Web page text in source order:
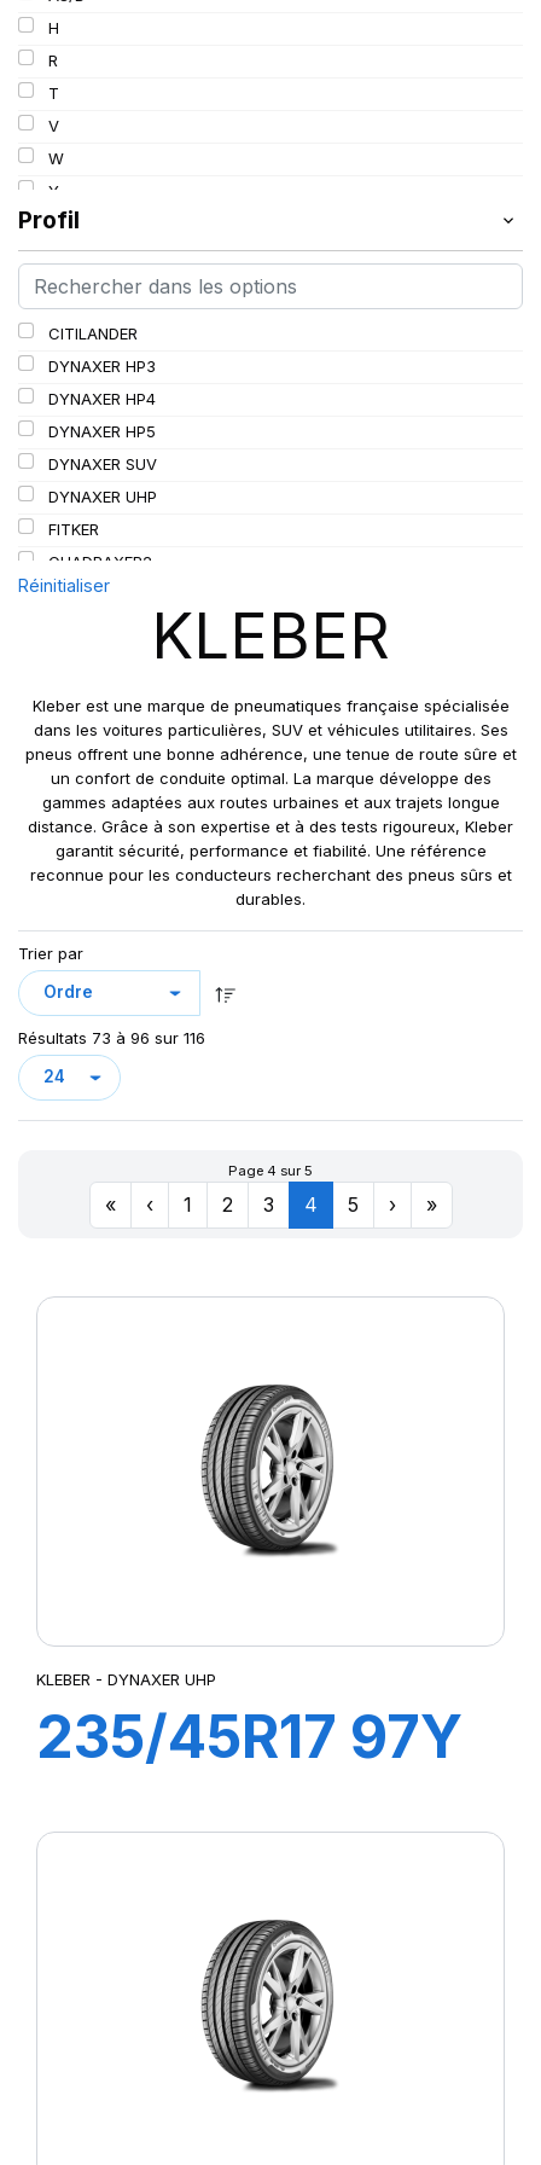
109/106
110/108
112A8/109B
114/111
115/113
116/113
116/114
127/127
144/141
H
R
T
V
W
Y
Profil
CITILANDER
DYNAXER HP3
DYNAXER HP4
DYNAXER HP5
DYNAXER SUV
DYNAXER UHP
FITKER
QUADRAXER2
SUP 8L
XL DYNAXER UHP
Réinitialiser
KLEBER
Kleber est une marque de pneumatiques française spécialisée
dans les voitures particulières, SUV et véhicules utilitaires. Ses
pneus offrent une bonne adhérence, une tenue de route sûre et
un confort de conduite optimal. La marque développe des
gammes adaptées aux routes urbaines et aux trajets longue
distance. Grâce à son expertise et à des tests rigoureux, Kleber
garantit sécurité, performance et fiabilité. Une référence
reconnue pour les conducteurs recherchant des pneus sûrs et
durables.
Trier par
Résultats 73 à 96 sur 116
Page 4 sur 5
« ‹ 1 2 3 4 5 › »
KLEBER - DYNAXER UHP
235/45R17 97Y